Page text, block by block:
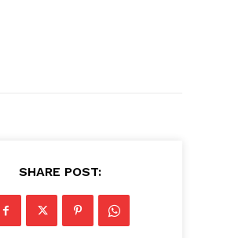
SHARE POST: